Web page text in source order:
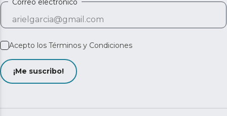
Correo electrónico
Acepto los Términos y Condiciones
¡Me suscribo!